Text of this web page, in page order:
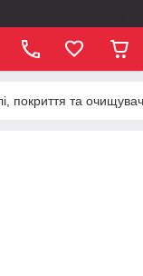
покриття та